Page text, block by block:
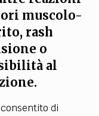
muscolo-
rash
o
al
di